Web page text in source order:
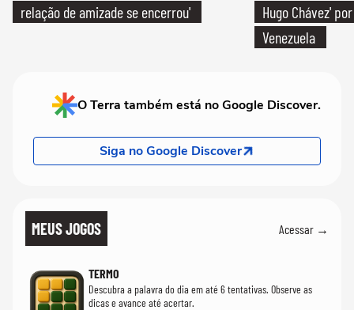
relação de amizade se encerrou'
Hugo Chávez'
Venezuela
O Terra também está no Google Discover.
Siga no Google Discover
MEUS JOGOS Acessar →
TERMO
Descubra a palavra do dia em até 6 tentativas. Observe as
dicas e avance até acertar.